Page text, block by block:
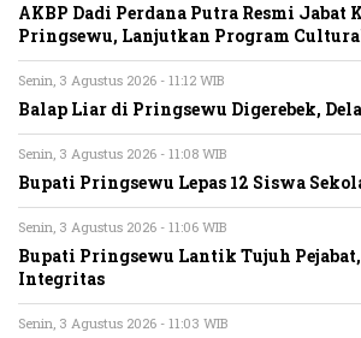
AKBP Dadi Perdana Putra Resmi Jabat
Pringsewu, Lanjutkan Program
Senin, 3 Agustus 2026 - 11:12 WIB
Balap Liar di Pringsewu Digerebek,
Senin, 3 Agustus 2026 - 11:08 WIB
Bupati Pringsewu Lepas 12 Siswa
Senin, 3 Agustus 2026 - 11:06 WIB
Bupati Pringsewu Lantik Tujuh
Integritas
Senin, 3 Agustus 2026 - 11:03 WIB